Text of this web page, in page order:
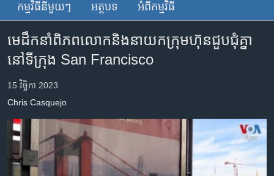
និង​
ចូល​
ទំព័រ​
ព័ត៌មាន​​
ម្តង
រំលង​
ចូល​
អន្តរជាតិ
ចិន
ហេឡូវីអូអេ
កម្ពុជាច្នៃប្រតិដ្ឋ
ទូរទស្សន៍ / វីដេអូ​
វិទ្យុ / ផតខាសថ៍
កម្មវិធី​នីមួយៗ អត្ថបទ​ អំពី​កម្មវិធី​
មេដឹកនាំ​ពិភពលោក​និង​នាយកក្រុមហ៊ុន​ជួប​ជុំគ្នា​
នៅ​ទីក្រុង​ San Francisco
15 វិច្ឆិកា 2023
Chris Casquejo